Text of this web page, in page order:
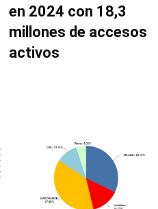
en 2024 con 18,3
millones de accesos
activos